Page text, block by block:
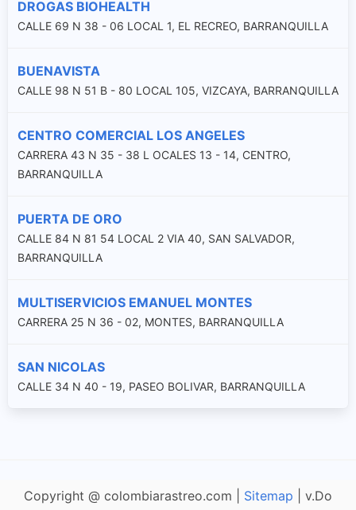
DROGAS BIOHEALTH
CALLE 69 N 38 - 06 LOCAL 1, EL RECREO, BARRANQUILLA
BUENAVISTA
CALLE 98 N 51 B - 80 LOCAL 105, VIZCAYA, BARRANQUILLA
CENTRO COMERCIAL LOS ANGELES
CARRERA 43 N 35 - 38 L OCALES 13 - 14, CENTRO,
BARRANQUILLA
PUERTA DE ORO
CALLE 84 N 81 54 LOCAL 2 VIA 40, SAN SALVADOR,
BARRANQUILLA
MULTISERVICIOS EMANUEL MONTES
CARRERA 25 N 36 - 02, MONTES, BARRANQUILLA
SAN NICOLAS
CALLE 34 N 40 - 19, PASEO BOLIVAR, BARRANQUILLA
Copyright @ colombiarastreo.com | Sitemap | v.Do